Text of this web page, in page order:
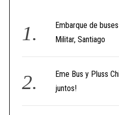
Embarque de
Militar, Santiago
Eme Bus y Pluss
juntos!